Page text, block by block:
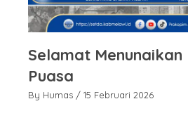
Selamat Menunaikan
Puasa
By Humas / 15 Februari 2026